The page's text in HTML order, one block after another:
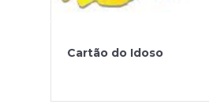
Cartão do Idoso